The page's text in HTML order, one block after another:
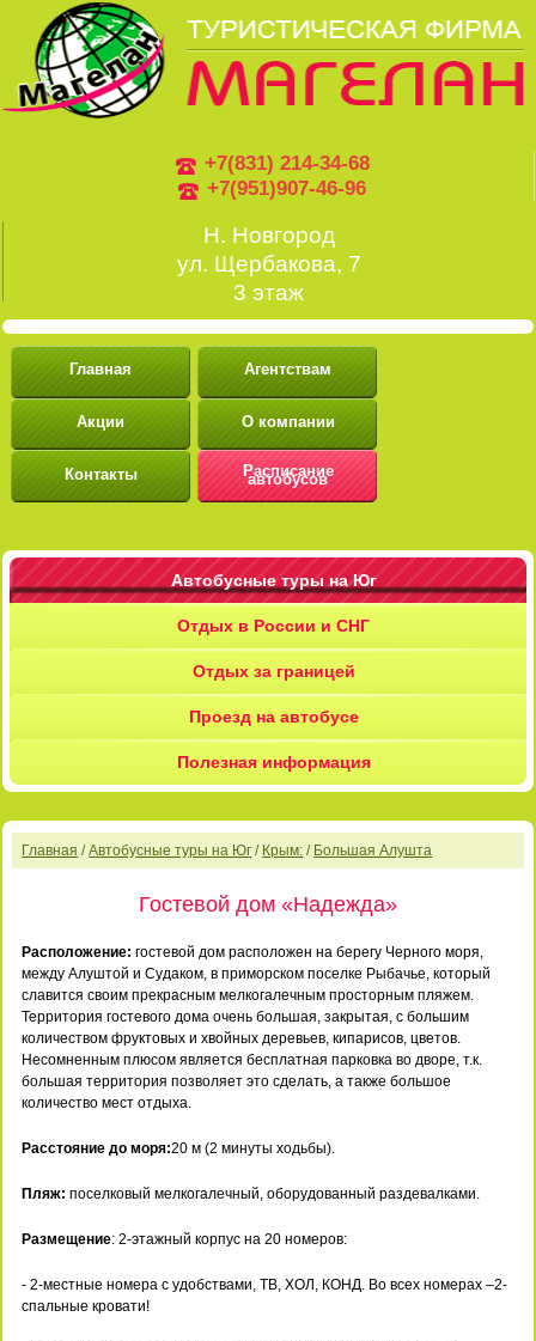
+7(831) 214-34-68
+7(951)907-46-96
Н. Новгород
ул. Щербакова, 7
3 этаж
Главная Агентствам
Акции О компании
Контакты Расписание
автобусов
Автобусные туры на Юг
Отдых в России и СНГ
Отдых за границей
Проезд на автобусе
Полезная информация
Главная /Автобусные туры на Юг / Крым: / Большая Алушта
Гостевой дом «Надежда»
Расположение: гостевой дом расположен на берегу Черного моря,
между Алуштой и Судаком, в приморском поселке Рыбачье, который
славится своим прекрасным мелкогалечным просторным пляжем.
Территория гостевого дома очень большая, закрытая, с большим
количеством фруктовых и хвойных деревьев, кипарисов, цветов.
Несомненным плюсом является бесплатная парковка во дворе, т.к.
большая территория позволяет это сделать, а также большое
количество мест отдыха.
Расстояние до моря:20 м (2 минуты ходьбы).
Пляж:поселковый мелкогалечный, оборудованный раздевалками.
Размещение: 2-этажный корпус на 20 номеров:
- 2-местные номера с удобствами, ТВ, ХОЛ, КОНД. Во всех номерах –2-
спальные кровати!